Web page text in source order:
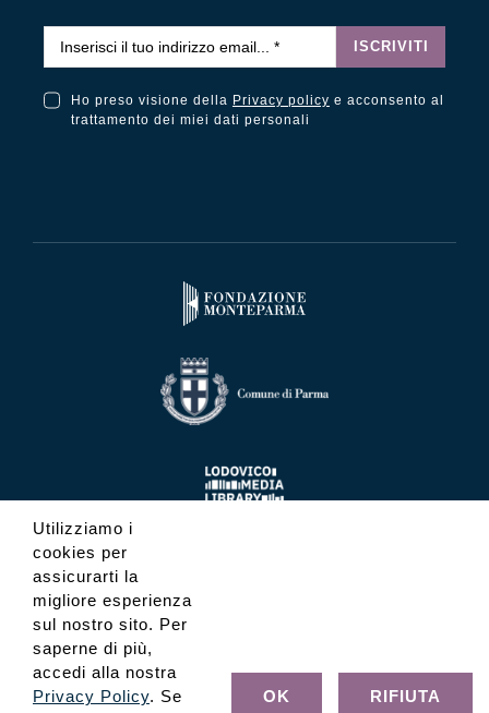
ISCRIVITI
Ho preso visione della Privacy policy e acconsento al
trattamento dei miei dati personali
Utilizziamo i
cookies per
assicurarti la
migliore esperienza
sul nostro sito. Per
saperne di più,
accedi alla nostra
Privacy Policy. Se
OK RIFIUTA